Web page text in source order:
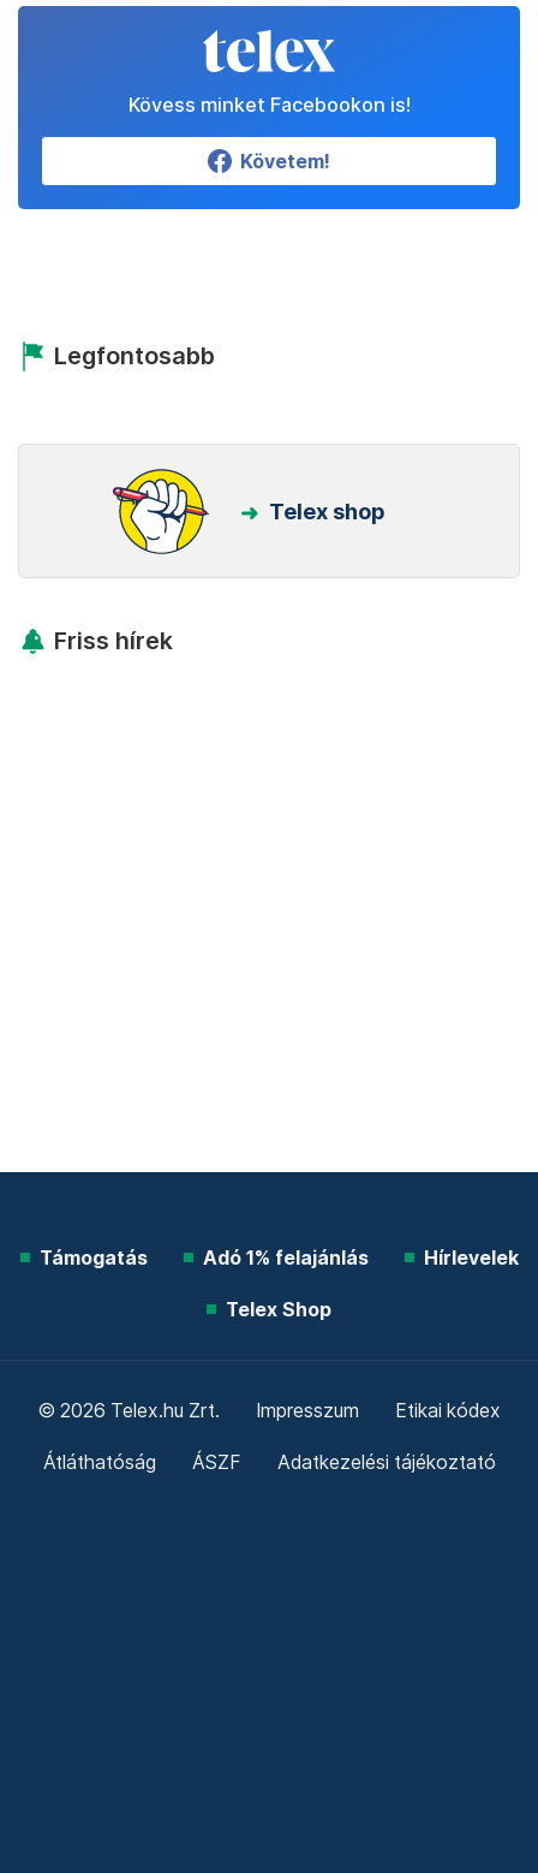
Kövess minket Facebookon is!
Követem!
Legfontosabb
Telex shop
Friss hírek
Támogatás Adó 1% felajánlás Hírlevelek
Telex Shop
© 2026 Telex.hu Zrt. Impresszum Etikai kódex
Átláthatóság ÁSZF Adatkezelési tájékoztató